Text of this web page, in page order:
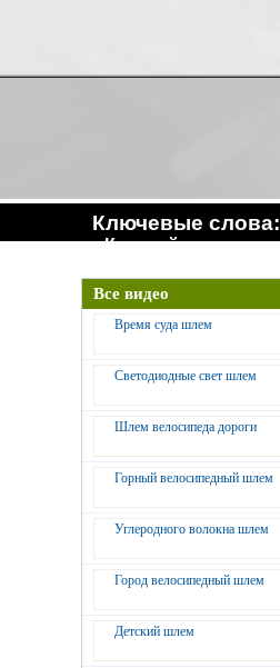
Ключевые слова:
Конский шлем
Все видео
Время суда шлем
Светодиодные свет шлем
Шлем велосипеда дороги
Горный велосипедный шлем
Углеродного волокна шлем
Город велосипедный шлем
Детский шлем